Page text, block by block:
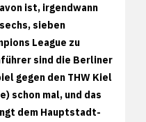
ist, irgendwann
sieben
League zu
sind die Berliner
gegen den THW Kiel
schon mal, und das
dem Hauptstadt-